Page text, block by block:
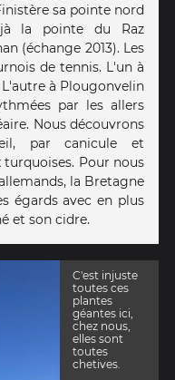
sa pointe nord
la pointe du Raz
(échange 2013). Les
de tennis. L'un à
à Plougonvelin
par les allers
Nous découvrons
par canicule et
turquoises. Pour nous
la Bretagne
égards avec en plus
et son cidre.
C'est injuste
toutes ces
plantes
géantes ici,
chez nous,
elles sont
toutes
chetives.